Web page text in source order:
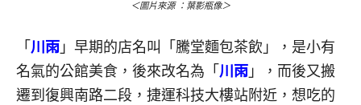
＜圖片來源 ：葉影瓶像＞
「 川雨 」早期的店名叫「騰堂麵包茶飲」，是小有
名氣的公館美食，後來改名為「 川雨 」，而後又搬
遷到復興南路二段，捷運科技大樓站附近，想吃的